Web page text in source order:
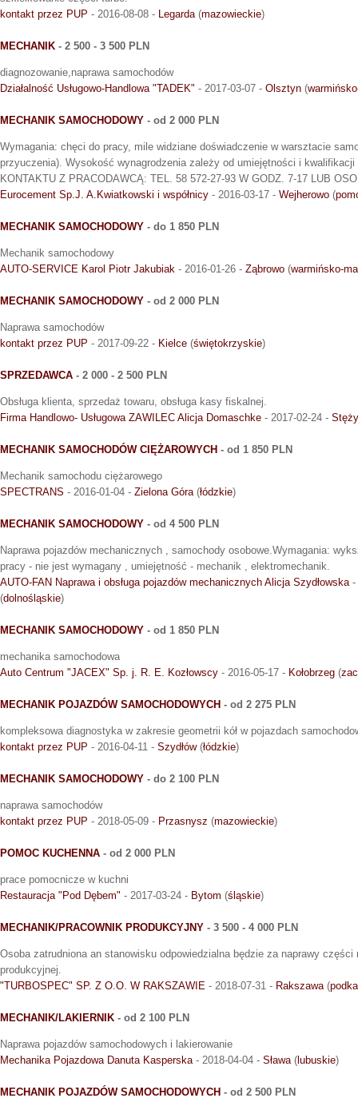
kontakt przez PUP - 2016-08-08 - Legarda (mazowieckie)
MECHANIK - 2 500 - 3 500 PLN
diagnozowanie,naprawa samochodów
Działalność Usługowo-Handlowa "TADEK" - 2017-03-07 - Olsztyn (
MECHANIK SAMOCHODOWY - od 2 000 PLN
Wymagania: chęci do pracy, mile widziane doświadczenie w warsztacie
przyuczenia). Wysokość wynagrodzenia zależy od umiejętności i kwalifikacji
KONTAKTU Z PRACODAWCĄ: TEL. 58 572-27-93 W GODZ. 7-17 LUB
Eurocement Sp.J. A.Kwiatkowski i współnicy - 2016-03-17 - Wejherowo (
MECHANIK SAMOCHODOWY - do 1 850 PLN
Mechanik samochodowy
AUTO-SERVICE Karol Piotr Jakubiak - 2016-01-26 - Ząbrowo (warmińsko-
MECHANIK SAMOCHODOWY - od 2 000 PLN
Naprawa samochodów
kontakt przez PUP - 2017-09-22 - Kielce (świętokrzyskie)
SPRZEDAWCA - 2 000 - 2 500 PLN
Obsługa klienta, sprzedaż towaru, obsługa kasy fiskalnej.
Firma Handlowo- Usługowa ZAWILEC Alicja Domaschke - 2017-02-24 -
MECHANIK SAMOCHODÓW CIĘŻAROWYCH - od 1 850 PLN
Mechanik samochodu ciężarowego
SPECTRANS - 2016-01-04 - Zielona Góra (łódzkie)
MECHANIK SAMOCHODOWY - od 4 500 PLN
Naprawa pojazdów mechanicznych , samochody osobowe.Wymagania:
pracy - nie jest wymagany , umiejętność - mechanik , elektromechanik.
AUTO-FAN Naprawa i obsługa pojazdów mechanicznych Alicja Szydłowska -
(dolnośląskie)
MECHANIK SAMOCHODOWY - od 1 850 PLN
mechanika samochodowa
Auto Centrum "JACEX" Sp. j. R. E. Kozłowscy - 2016-05-17 - Kołobrzeg (
MECHANIK POJAZDÓW SAMOCHODOWYCH - od 2 275 PLN
kompleksowa diagnostyka w zakresie geometrii kół w pojazdach
kontakt przez PUP - 2016-04-11 - Szydłów(łódzkie)
MECHANIK SAMOCHODOWY - do 2 100 PLN
naprawa samochodów
kontakt przez PUP - 2018-05-09 - Przasnysz (mazowieckie)
POMOC KUCHENNA - od 2 000 PLN
prace pomocnicze w kuchni
Restauracja "Pod Dębem" - 2017-03-24 - Bytom (śląskie)
MECHANIK/PRACOWNIK PRODUKCYJNY - 3 500 - 4 000 PLN
Osoba zatrudniona an stanowisku odpowiedzialna będzie za naprawy
produkcyjnej.
"TURBOSPEC" SP. Z O.O. W RAKSZAWIE - 2018-07-31 - Rakszawa (
MECHANIK/LAKIERNIK - od 2 100 PLN
Naprawa pojazdów samochodowych i lakierowanie
Mechanika Pojazdowa Danuta Kasperska - 2018-04-04 - Sława (lubuskie)
MECHANIK POJAZDÓW SAMOCHODOWYCH - od 2 500 PLN